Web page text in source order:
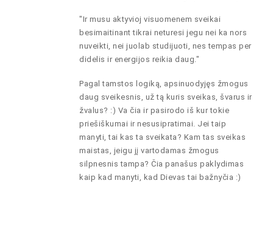
"Ir musu aktyvioj visuomenem sveikai
besimaitinant tikrai neturesi jegu nei ka nors
nuveikti, nei juolab studijuoti, nes tempas per
didelis ir energijos reikia daug."
Pagal tamstos logiką, apsinuodyjęs žmogus
daug sveikesnis, už tą kuris sveikas, švarus ir
žvalus? :) Va čia ir pasirodo iš kur tokie
priešiškumai ir nesusipratimai. Jei taip
manyti, tai kas ta sveikata? Kam tas sveikas
maistas, jeigu jį vartodamas žmogus
silpnesnis tampa? Čia panašus paklydimas
kaip kad manyti, kad Dievas tai bažnyčia :)